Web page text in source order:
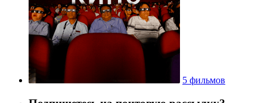
5 фильмов